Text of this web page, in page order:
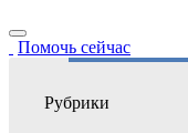
Помочь сейчас
Рубрики